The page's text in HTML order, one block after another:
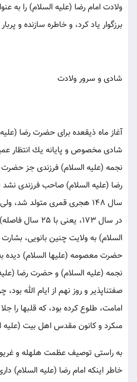
ولادت امام رضا (عليه السلام) را به
برزگوار ياد كرد، و خاطره سازنده و
شادى و سرور ولادت
آغاز ماه ذيقعده براى حضرت رضا
شادى مخصوص و پايانه يك انتظار
نجمه (عليه السلام) فرزندى جز
رضا (عليه السلام) صاحب فرزندى
سال 148 هجرى قمرى متولد
در سال 173،
السلام) به ولايت چنين بانويى، بشارت
حضرت معصومه (عليها السلام) ديده
نجمه (عليه السلام) و حضرت رضا
صفت‏ناپذير و روز نهم از ايام الله
امامت، طلوع كرده بود، كه قلب‏ها را
مى‏كرد و كانون مقدس اهل بيت (عليه
به راستى توصيف عظمت هلهله و
خاطر اينكه امام رضا (عليه السلام)